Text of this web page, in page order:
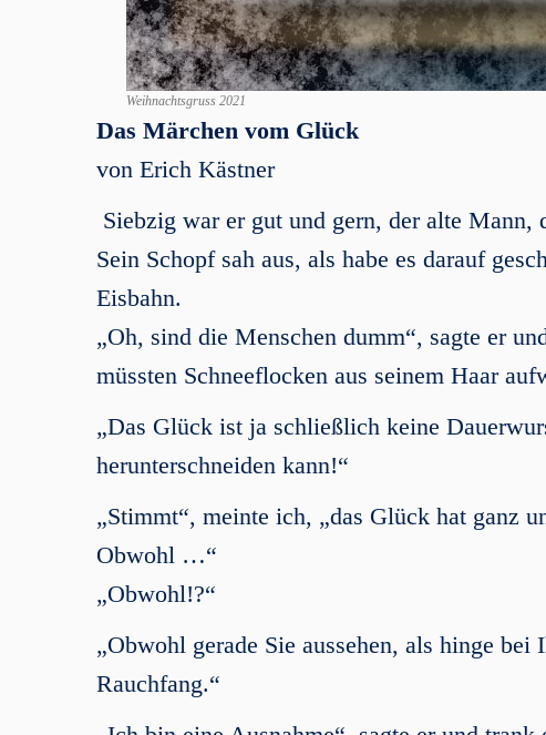
Weihnachtsgruss 2021
Das Märchen vom Glück
von Erich Kästner
Siebzig war er gut und gern, der alte Mann,
Sein Schopf sah aus, als habe es darauf
Eisbahn.
„Oh, sind die Menschen dumm“, sagte er
müssten Schneeflocken aus seinem Haar
„Das Glück ist ja schließlich keine
herunterschneiden kann!“
„Stimmt“, meinte ich, „das Glück hat ganz
Obwohl …“
„Obwohl!?“
„Obwohl gerade Sie aussehen, als hinge
Rauchfang.“